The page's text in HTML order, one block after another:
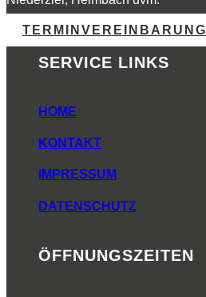
TERMINVEREINBARUNG
SERVICE LINKS
HOME
KONTAKT
IMPRESSUM
DATENSCHUTZ
ÖFFNUNGSZEITEN